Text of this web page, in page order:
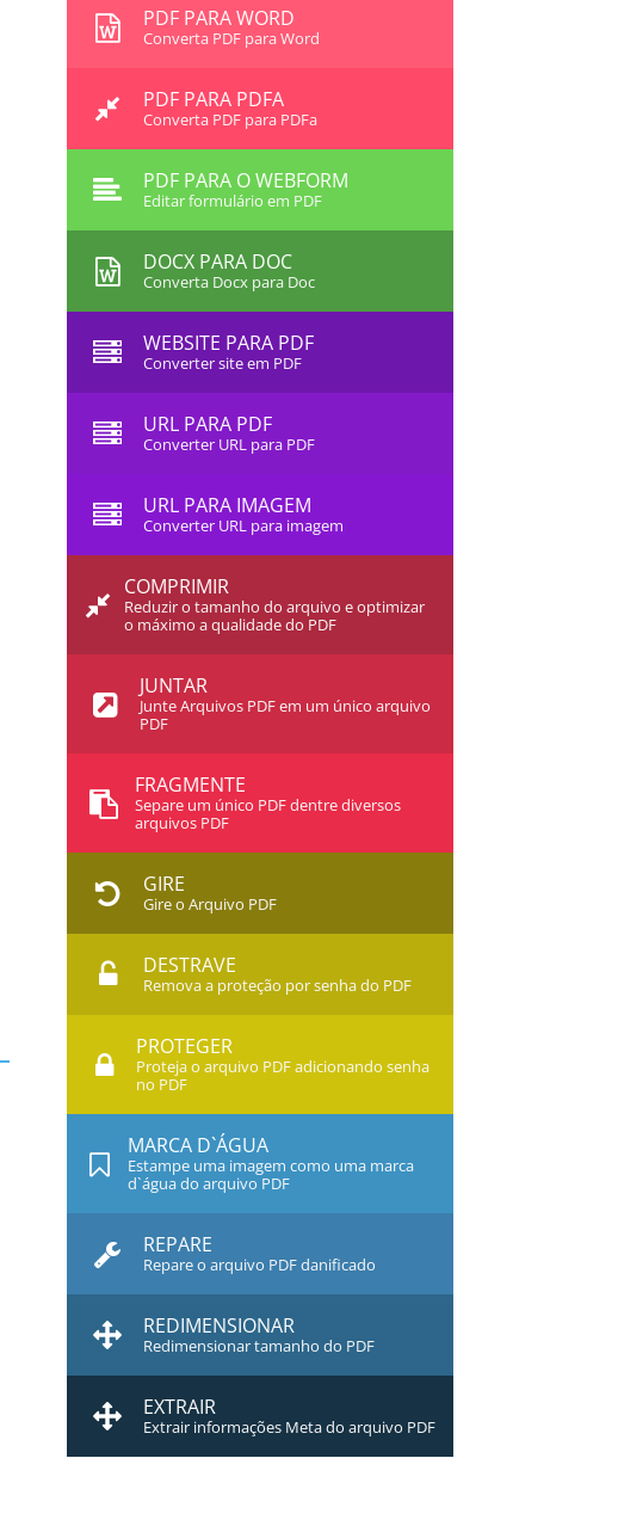
PDF PARA WORD
Converta PDF para Word
PDF PARA PDFA
Converta PDF para PDFa
PDF PARA O WEBFORM
Editar formulário em PDF
DOCX PARA DOC
Converta Docx para Doc
WEBSITE PARA PDF
Converter site em PDF
URL PARA PDF
Converter URL para PDF
URL PARA IMAGEM
Converter URL para imagem
COMPRIMIR
Reduzir o tamanho do arquivo e optimizar
o máximo a qualidade do PDF
JUNTAR
Junte Arquivos PDF em um único arquivo
PDF
FRAGMENTE
Separe um único PDF dentre diversos
arquivos PDF
GIRE
Gire o Arquivo PDF
DESTRAVE
Remova a proteção por senha do PDF
PROTEGER
Proteja o arquivo PDF adicionando senha
no PDF
MARCA D`ÁGUA
Estampe uma imagem como uma marca
d`água do arquivo PDF
REPARE
Repare o arquivo PDF danificado
REDIMENSIONAR
Redimensionar tamanho do PDF
EXTRAIR
Extrair informações Meta do arquivo PDF